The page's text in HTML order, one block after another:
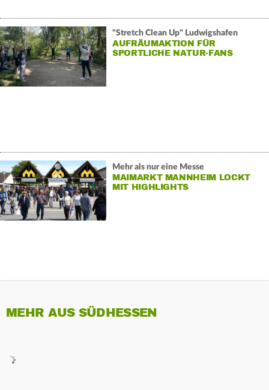
"Stretch Clean Up" Ludwigshafen
AUFRÄUMAKTION FÜR
SPORTLICHE NATUR-FANS
Mehr als nur eine Messe
MAIMARKT MANNHEIM LOCKT
MIT HIGHLIGHTS
MEHR AUS SÜDHESSEN